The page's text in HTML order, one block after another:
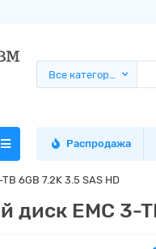
Все категории
Распродажа
6GB 7.2K 3.5 SAS HD
EMC 3-